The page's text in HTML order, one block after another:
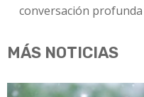
conversación
MÁS NOTICIAS